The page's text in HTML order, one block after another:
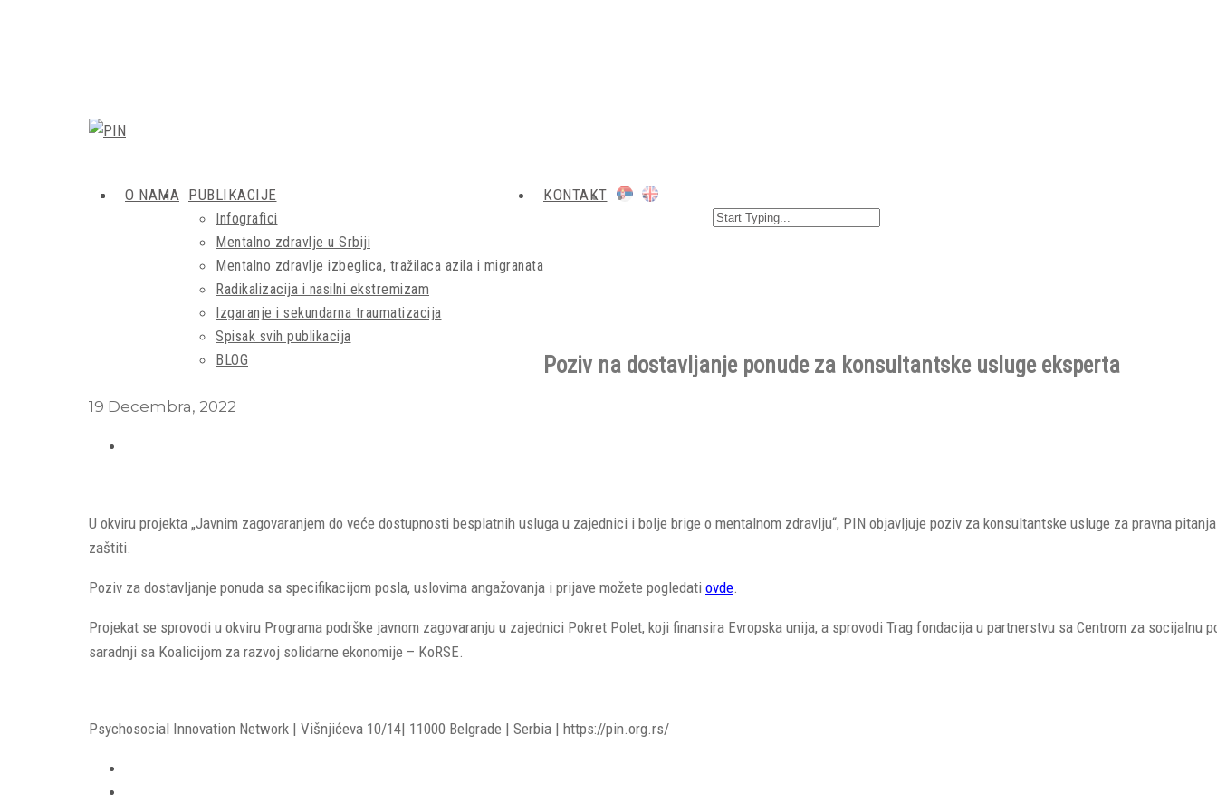
O NAMA PUBLIKACIJE
Infografici
Mentalno zdravlje u Srbiji
Mentalno zdravlje izbeglica, tražilaca azila i migranata
Radikalizacija i nasilni ekstremizam
Izgaranje i sekundarna traumatizacija
Spisak svih publikacija
BLOG
KONTAKT
Poziv na dostavljanje ponude za konsultantske usluge eksperta
19 Decembra, 2022
U okviru projekta „Javnim zagovaranjem do veće dostupnosti besplatnih usluga u zajednici i bolje brige o mentalnom zdravlju“, PIN objavljuje poziv za konsultantske usluge za pravna
zaštiti.
Poziv za dostavljanje ponuda sa specifikacijom posla, uslovima angažovanja i prijave možete pogledati ovde
Projekat se sprovodi u okviru Programa podrške javnom zagovaranju u zajednici Pokret Polet, koji finansira Evropska unija, a sprovodi Trag fondacija u partnerstvu sa Centrom za socijalnu
saradnji sa Koalicijom za razvoj solidarne ekonomije – KoRSE.
Psychosocial Innovation Network | Višnjićeva 10/14| 11000 Belgrade | Serbia | https://pin.org.rs/